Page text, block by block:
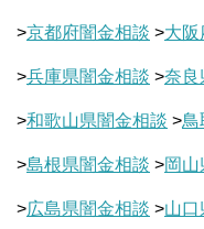
>京都府闇金相談 >大阪
>兵庫県闇金相談 >奈良
>和歌山県闇金相談 >鳥
>島根県闇金相談 >岡
>広島県闇金相談 >山口